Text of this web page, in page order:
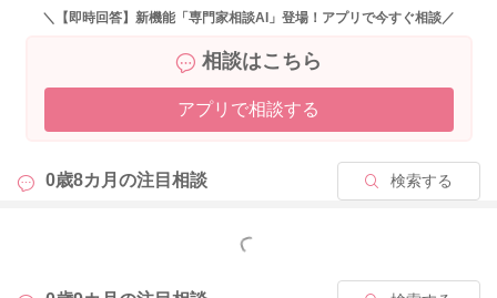
化すると考えられます。
えですから、退行ではなく、進行性の変化＝成長！と捉えてく
ださるとよいです。
寝る前のルーティンが整っていたり、トントンで入眠できてい
るので、とても頑張って整えられている印象です！
乳で寝るという流れが習慣になりやすいのも事実ではあります
＼【即時回答】新機能「専門家相談AI」登場！アプリで今すぐ相談／
相談はこちら
アプリで相談する
0歳8カ月の注目相談 検索する
もっと見る